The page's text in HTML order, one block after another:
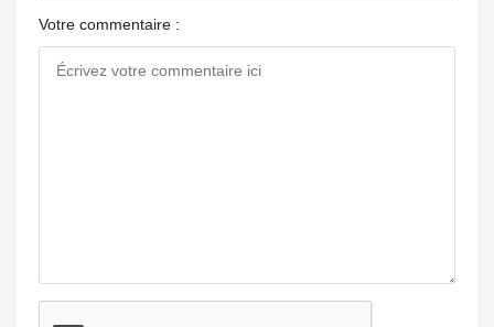
Votre commentaire :